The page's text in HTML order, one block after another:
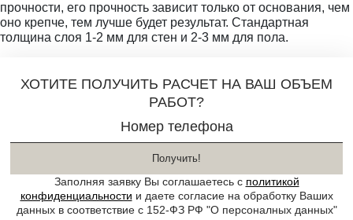
прочности, его прочность зависит только от основания, чем
оно крепче, тем лучше будет результат. Стандартная
толщина слоя 1-2 мм для стен и 2-3 мм для пола.
ХОТИТЕ ПОЛУЧИТЬ РАСЧЕТ НА ВАШ ОБЪЕМ
РАБОТ?
Номер телефона
Получить!
Заполняя заявку Вы соглашаетесь с политикой
конфиденциальности и даете согласие на обработку Ваших
данных в соответствие с 152-ФЗ РФ "О персоналных данных"